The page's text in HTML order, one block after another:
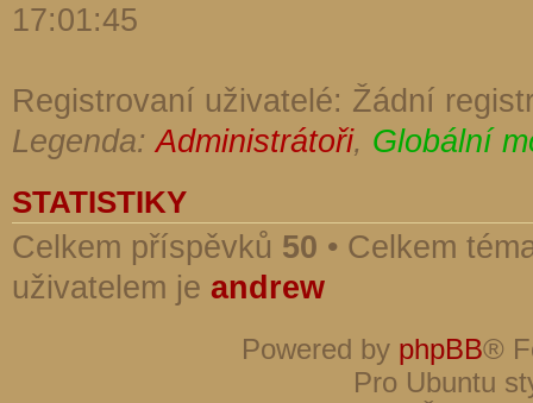
17:01:45
Registrovaní uživatelé: Žádní
Legenda:Administrátoři, Globální
STATISTIKY
Celkem příspěvků 50 • Celkem
uživatelem je andrew
Powered by phpBB®
Pro Ubuntu